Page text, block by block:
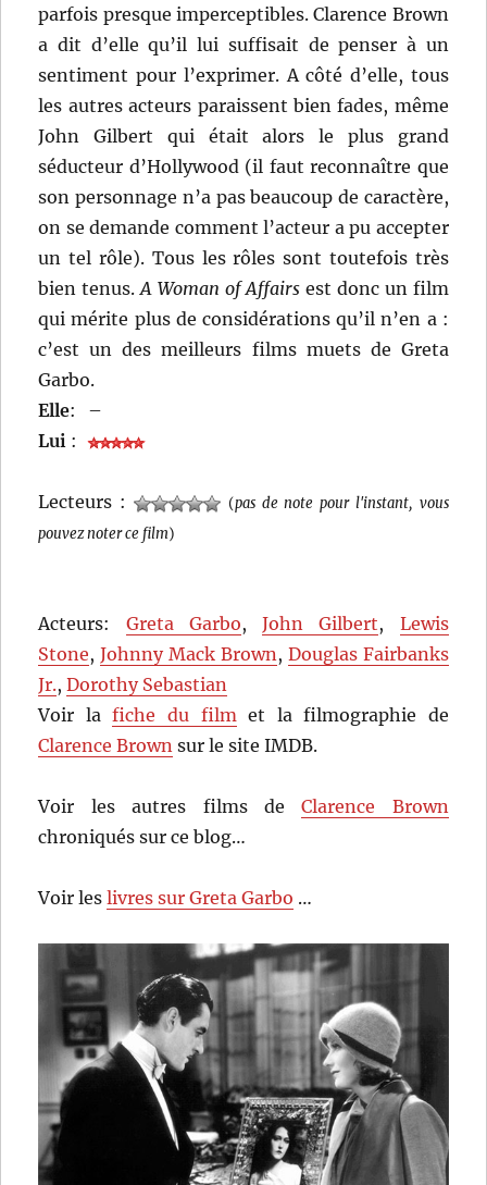
parfois presque imperceptibles. Clarence Brown
a dit d’elle qu’il lui suffisait de penser à un
sentiment pour l’exprimer. A côté d’elle, tous
les autres acteurs paraissent bien fades, même
John Gilbert qui était alors le plus grand
séducteur d’Hollywood (il faut reconnaître que
son personnage n’a pas beaucoup de caractère,
on se demande comment l’acteur a pu accepter
un tel rôle). Tous les rôles sont toutefois très
bien tenus.A Woman of Affairsest donc un film
qui mérite plus de considérations qu’il n’en a :
c’est un des meilleurs films muets de Greta
Garbo.
Elle:
–
Lui :
Lecteurs : (pas de note pour l'instant, vous
pouvez noter ce film)
Acteurs: Greta Garbo,John Gilbert, Lewis
Stone,Johnny Mack Brown, Douglas Fairbanks
Jr.,Dorothy Sebastian
Voir lafiche du filmet la filmographie de
Clarence Brown sur le site IMDB.
Voir les autres films deClarence Brown
chroniqués sur ce blog…
Voir leslivres sur Greta Garbo …